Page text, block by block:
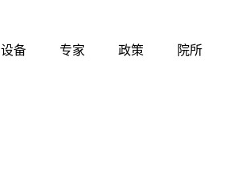
设备 专家 政策 院所